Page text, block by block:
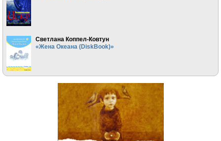
Светлана Коппел-Ковтун
«Жена Океана (DiskBook)»